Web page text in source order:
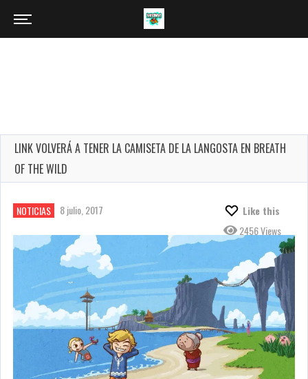
LINK VOLVERÁ A TENER LA CAMISETA DE LA LANGOSTA EN BREATH
OF THE WILD
NOTICIAS 8 julio, 2017
Like this
2456 Views